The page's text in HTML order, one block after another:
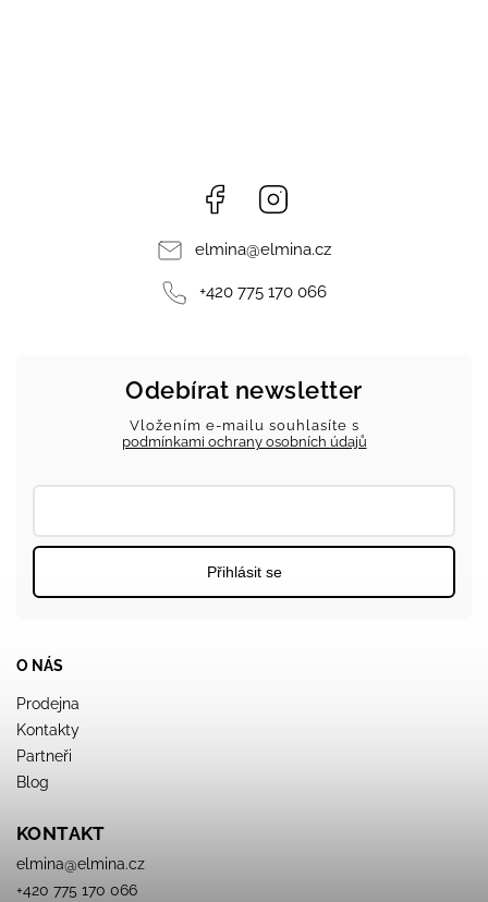
Facebook
elmina@elmina.cz
+420 775 170 066
O NÁS
Prodejna
Kontakty
Partneři
Blog
KONTAKT
elmina@elmina.cz
+420 775 170 066
Odebírat newsletter
Vložením e-mailu souhlasíte s
podmínkami ochrany osobních údajů
Přihlásit se